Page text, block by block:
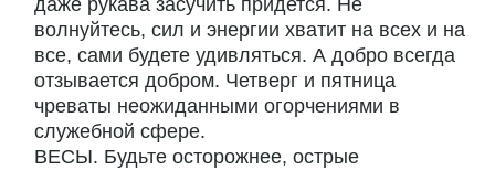
даже рукава засучить придется. Не
волнуйтесь, сил и энергии хватит на всех и на
все, сами будете удивляться. А добро всегда
отзывается добром. Четверг и пятница
чреваты неожиданными огорчениями в
служебной сфере.
ВЕСЫ. Будьте осторожнее, острые